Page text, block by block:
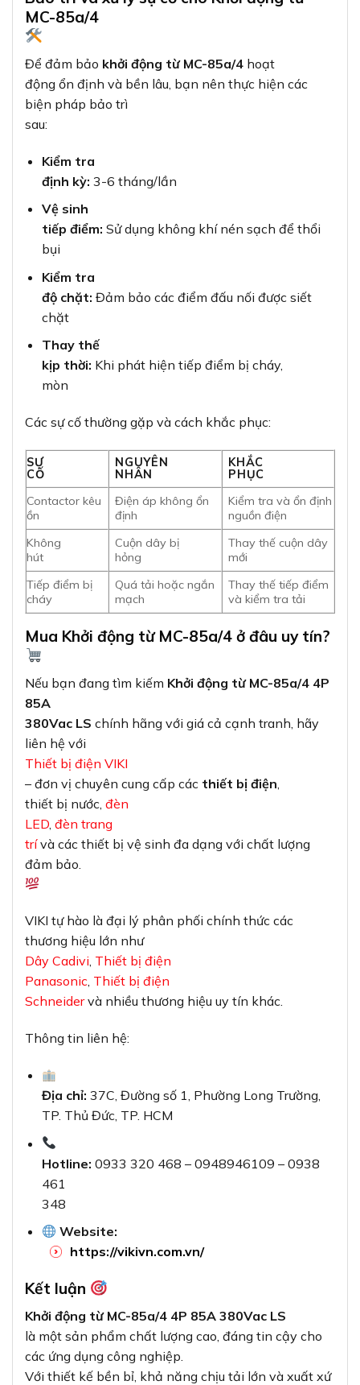
MC-85a/4
Để đảm bảo khởi động từ MC-85a/4 hoạt
động ổn định và bền lâu, bạn nên thực hiện các
biện pháp bảo trì
sau:
Kiểm tra
định kỳ: 3-6 tháng/lần
Vệ sinh
tiếp điểm: Sử dụng không khí nén sạch để thổi
bụi
Kiểm tra
độ chặt: Đảm bảo các điểm đấu nối được siết
chặt
Thay thế
kịp thời: Khi phát hiện tiếp điểm bị cháy,
mòn
Các sự cố thường gặp và cách khắc phục:
SỰ
CỐ
NGUYÊN
NHÂN
KHẮC
PHỤC
Contactor kêu
ồn
Điện áp không ổn
định
Kiểm tra và ổn định
nguồn điện
Không
hút
Cuộn dây bị
hỏng
Thay thế cuộn dây
mới
Tiếp điểm bị
cháy
Quá tải hoặc ngắn
mạch
Thay thế tiếp điểm
và kiểm tra tải
Mua Khởi động từ MC-85a/4 ở đâu uy tín?
Nếu bạn đang tìm kiếm Khởi động từ MC-85a/4 4P
85A
380Vac LS chính hãng với giá cả cạnh tranh, hãy
liên hệ với
Thiết bị điện VIKI
– đơn vị chuyên cung cấp các thiết bị điện
thiết bị nước, đèn
LED đèn trang
trívà các thiết bị vệ sinh đa dạng với chất lượng
đảm bảo.
VIKI tự hào là đại lý phân phối chính thức các
thương hiệu lớn như
Dây Cadivi, Thiết bị điện
Panasonic, Thiết bị điện
Schneidervà nhiều thương hiệu uy tín khác.
Thông tin liên hệ:
Địa chỉ: 37C, Đường số 1, Phường Long Trường,
TP. Thủ Đức, TP. HCM
Hotline: 0933 320 468 – 0948946109 – 0938
461
348
Website:
https://vikivn.com.vn/
Kết luận
Khởi động từ MC-85a/4 4P 85A 380Vac LS
là một sản phẩm chất lượng cao, đáng tin cậy cho
các ứng dụng công nghiệp.
Với thiết kế bền bỉ, khả năng chịu tải lớn và xuất xứ